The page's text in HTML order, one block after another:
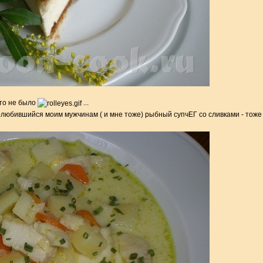
не было
...
моим мужчинам ( и мне тоже) рыбный супчЕГ со сливками - тоже